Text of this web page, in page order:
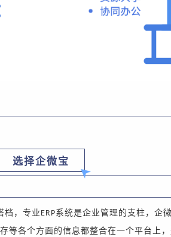
选择企微宝
， 专业 ERP系统是企业管理的支柱， 企
等各个方面的信息都整合在一个平台上